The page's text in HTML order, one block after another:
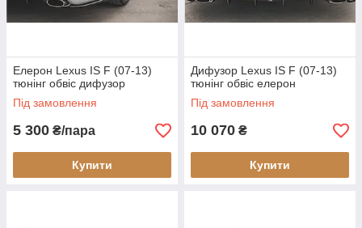
Елерон Lexus IS F (07-13)
тюнінг обвіс дифузор
Під замовлення
5 300 ₴/пара
Купити
Дифузор Lexus IS F (07-13)
тюнінг обвіс елерон
Під замовлення
10 070 ₴
Купити